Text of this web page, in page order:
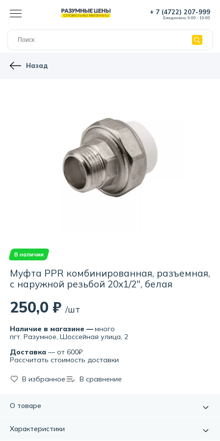
+ 7 (4722) 207-999
Ежедневно, 9:00 - 19:00
Назад
В наличии
Муфта PPR комбинированная, разъемная,
с наружной резьбой 20х1/2", белая
250,0 ₽ /шт
Наличие в магазине —много
пгт. Разумное, Шоссейная улица, 2
Доставка — от 600₽
Рассчитать стоимость доставки
В избранное В сравнение
О товаре
комбинированные фитинги из полипропилена
Характеристики